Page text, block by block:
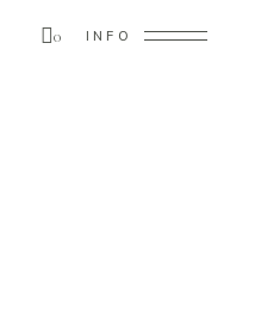
0 INFO